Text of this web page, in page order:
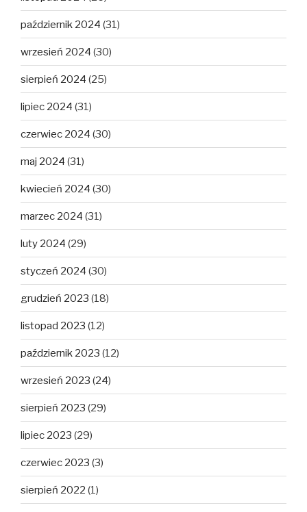
październik 2024 (31)
wrzesień 2024 (30)
sierpień 2024 (25)
lipiec 2024 (31)
czerwiec 2024 (30)
maj 2024 (31)
kwiecień 2024 (30)
marzec 2024 (31)
luty 2024 (29)
styczeń 2024 (30)
grudzień 2023 (18)
listopad 2023 (12)
październik 2023 (12)
wrzesień 2023 (24)
sierpień 2023 (29)
lipiec 2023 (29)
czerwiec 2023 (3)
sierpień 2022 (1)